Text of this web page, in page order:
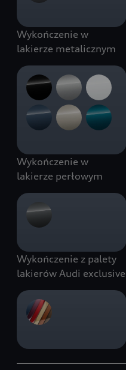
Wykończenie w
lakierze metalicznym
Wykończenie w
lakierze perłowym
Wykończenie z palety
lakierów Audi exclusive